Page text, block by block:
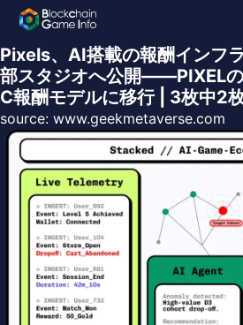
Pixels、AI搭載の報酬インフ
部スタジオへ公開——PIXEL
C報酬モデルに移行 | 3枚中2
source: www.geekmetaverse.com